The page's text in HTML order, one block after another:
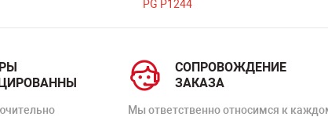
СОПРОВОЖДЕНИЕ
ЗАКАЗА
Мы ответственно относимся к